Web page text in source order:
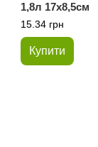
1,8л 17х8,5см
15.34 грн
Купити